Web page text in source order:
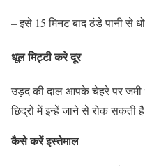
– इसे 15 मिनट बाद ठंडे पानी से
धूल मिट्टी करे दूर
उड़द की दाल आपके चेहरे पर जमी
छिद्रों में इन्हें जाने से रोक सकती
कैसे करें इस्तेमाल